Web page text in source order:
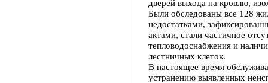
дверей выхода на кровлю,
Были обследованы все 128
недостатками,
актами, стали частичное
тепловодоснабжения и
лестничных клеток.
В настоящее время
устранению выявленных